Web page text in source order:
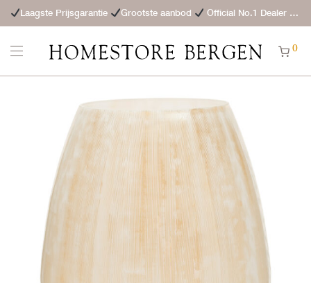
Laagste Prijsgarantie Grootste aanbod Official No.1 Dealer
0